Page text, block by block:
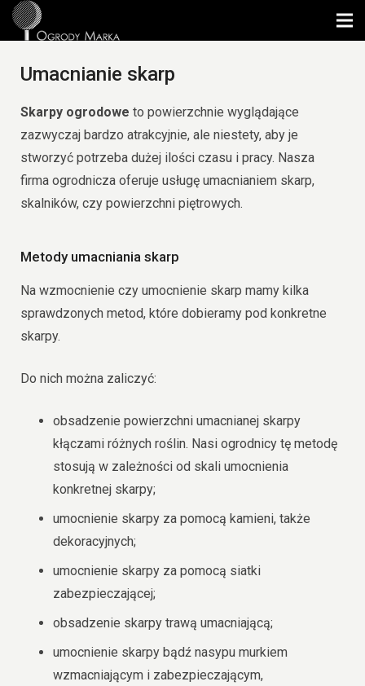
Umacnianie skarp
Skarpy ogrodowe to powierzchnie wyglądające
zazwyczaj bardzo atrakcyjnie, ale niestety, aby je
stworzyć potrzeba dużej ilości czasu i pracy. Nasza
firma ogrodnicza oferuje usługę umacnianiem skarp,
skalników, czy powierzchni piętrowych.
Metody umacniania skarp
Na wzmocnienie czy umocnienie skarp mamy kilka
sprawdzonych metod, które dobieramy pod konkretne
skarpy.
Do nich można zaliczyć:
obsadzenie powierzchni umacnianej skarpy
kłączami różnych roślin. Nasi ogrodnicy tę metodę
stosują w zależności od skali umocnienia
konkretnej skarpy;
umocnienie skarpy za pomocą kamieni, także
dekoracyjnych;
umocnienie skarpy za pomocą siatki
zabezpieczającej;
obsadzenie skarpy trawą umacniającą;
umocnienie skarpy bądź nasypu murkiem
wzmacniającym i zabezpieczającym,